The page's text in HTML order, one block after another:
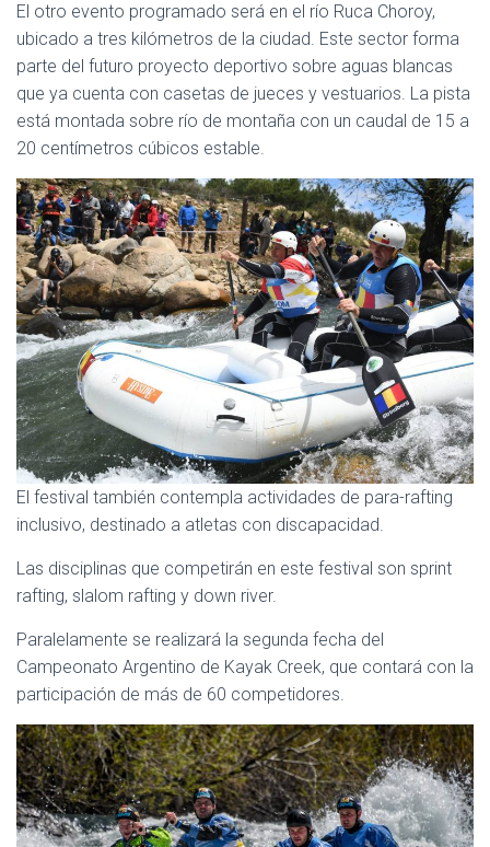
El otro evento programado será en el río Ruca Choroy,
ubicado a tres kilómetros de la ciudad. Este sector forma
parte del futuro proyecto deportivo sobre aguas blancas
que ya cuenta con casetas de jueces y vestuarios. La pista
está montada sobre río de montaña con un caudal de 15 a
20 centímetros cúbicos estable.
El festival también contempla actividades de para-rafting
inclusivo, destinado a atletas con discapacidad.
Las disciplinas que competirán en este festival son sprint
rafting, slalom rafting y down river.
Paralelamente se realizará la segunda fecha del
Campeonato Argentino de Kayak Creek, que contará con la
participación de más de 60 competidores.